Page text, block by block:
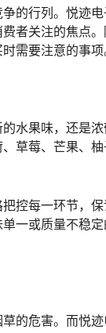
的行列。悦迹
者关注的焦点
需要注意的事项
水果味，还是
草莓、芒果、
控每一环节，
一或质量不稳
的危害。而悦